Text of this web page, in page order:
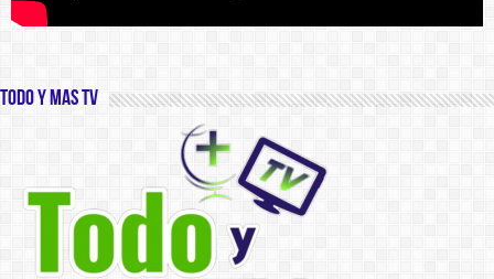
Todo y Mas TV